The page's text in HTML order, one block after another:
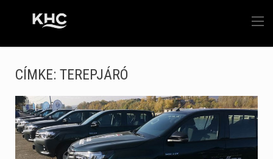
CÍMKE: TEREPJÁRÓ